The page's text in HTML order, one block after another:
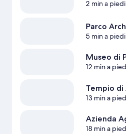
2 min a piedi
Parco
5 min a piedi
Museo di
12 min a
Tempio di
13 min a
Azienda
18 min a